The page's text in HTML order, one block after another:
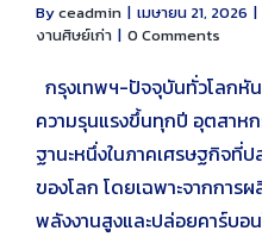
Byceadmin | เมษายน 21, 2026 |
งานศิษย์เก่า | 0 Comments
กรุงเทพฯ-ปัจจุบันทั่วโลกหัน
ความรุนแรงขึ้นทุกปี อุตสาห
ฐานะหนึ่งในภาคเศรษฐกิจที่
ของโลก โดยเฉพาะจากการ
พลังงานสูงและปล่อยคาร์บอ